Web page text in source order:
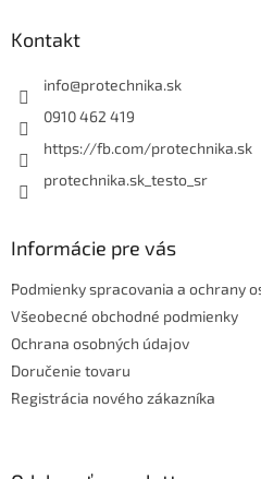
v
Kontakt
info@protechnika.sk
0910 462 419
https://fb.com/protechnika.sk
protechnika.sk_testo_sr
Informácie pre vás
Podmienky spracovania a ochrany
Všeobecné obchodné podmienky
Ochrana osobných údajov
Doručenie tovaru
Registrácia nového zákazníka